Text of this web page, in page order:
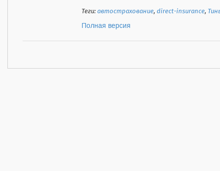
Теги:автострахование,direct-insurance,
Полная версия